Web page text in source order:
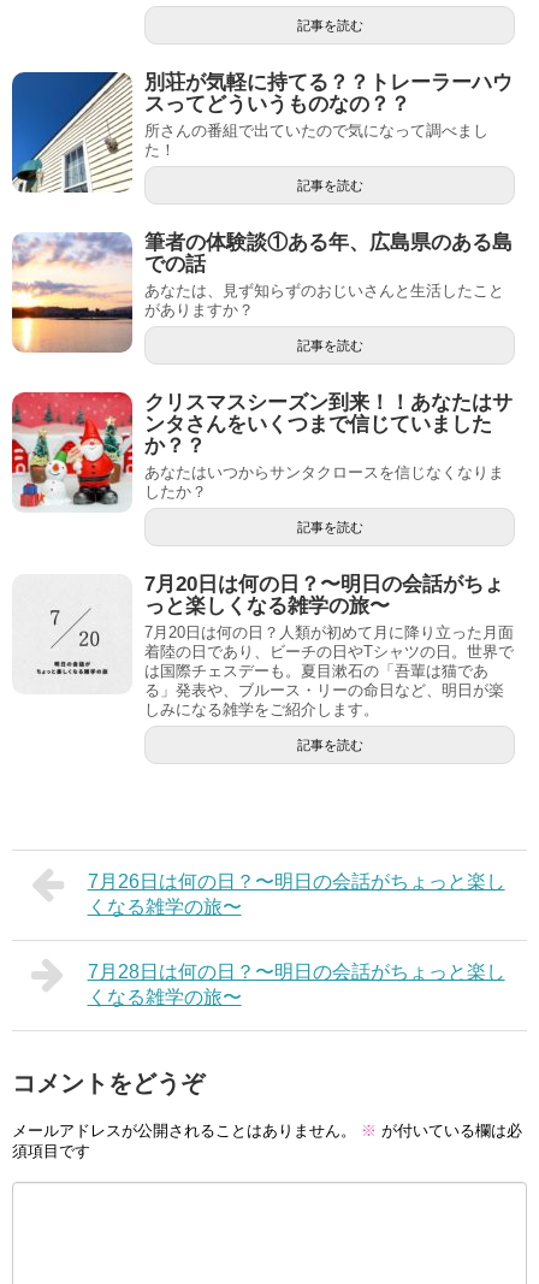
記事を読む
別荘が気軽に持てる？？トレーラーハウ
スってどういうものなの？？
所さんの番組で出ていたので気になって調べまし
た！
記事を読む
筆者の体験談①ある年、広島県のある島
での話
あなたは、見ず知らずのおじいさんと生活したこと
がありますか？
記事を読む
クリスマスシーズン到来！！あなたはサ
ンタさんをいくつまで信じていました
か？？
あなたはいつからサンタクロースを信じなくなりま
したか？
記事を読む
7月20日は何の日？〜明日の会話がちょ
っと楽しくなる雑学の旅〜
7月20日は何の日？人類が初めて月に降り立った月面
着陸の日であり、ビーチの日やTシャツの日。世界で
は国際チェスデーも。夏目漱石の「吾輩は猫であ
る」発表や、ブルース・リーの命日など、明日が楽
しみになる雑学をご紹介します。
記事を読む
7月26日は何の日？〜明日の会話がちょっと楽し
くなる雑学の旅〜
7月28日は何の日？〜明日の会話がちょっと楽し
くなる雑学の旅〜
コメントをどうぞ
メールアドレスが公開されることはありません。 ※ が付いている欄は必
須項目です